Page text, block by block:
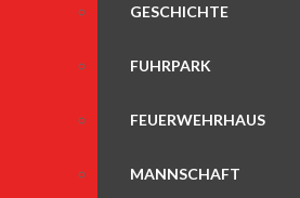
GESCHICHTE
FUHRPARK
FEUERWEHRHAUS
MANNSCHAFT